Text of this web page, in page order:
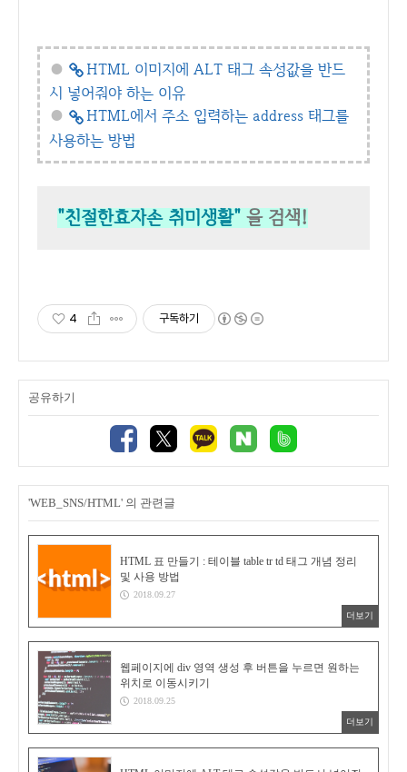
●
HTML 이미지에 ALT 태그 속성값을 반드
시 넣어줘야 하는 이유
●
HTML에서 주소 입력하는 address 태그를
사용하는 방법
"친절한효자손 취미생활" 을 검색!
4 구독하기
공유하기
'WEB_SNS/HTML' 의 관련글
HTML 표 만들기 : 테이블 table tr td 태그 개념 정리
및 사용 방법
2018.09.27
더보기
웹페이지에 div 영역 생성 후 버튼을 누르면 원하는
위치로 이동시키기
2018.09.25
더보기